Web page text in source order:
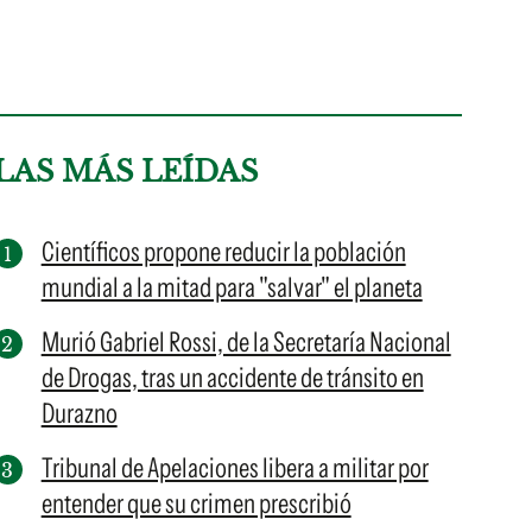
MÁS LEÍDAS
Científicos propone reducir la población
mundial a la mitad para "salvar" el planeta
Murió Gabriel Rossi, de la Secretaría Nacional
de Drogas, tras un accidente de tránsito en
Durazno
Tribunal de Apelaciones libera a militar por
entender que su crimen prescribió